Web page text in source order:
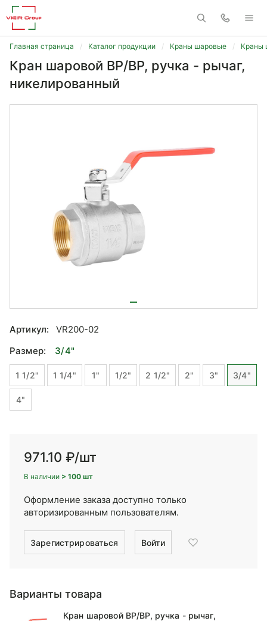
Главная страница Каталог продукции Краны шаровые Краны
Кран шаровой ВP/ВР, ручка - рычаг,
никелированный
Артикул:
VR200-02
Размер:
3/4"
1 1/2" 1 1/4" 1" 1/2" 2 1/2" 2" 3" 3/4"
4"
971.10 ₽/шт
В наличии > 100 шт
Оформление заказа доступно только
авторизированным пользователям.
Зарегистрироваться Войти
Варианты товара
Кран шаровой ВP/ВР, ручка - рычаг,